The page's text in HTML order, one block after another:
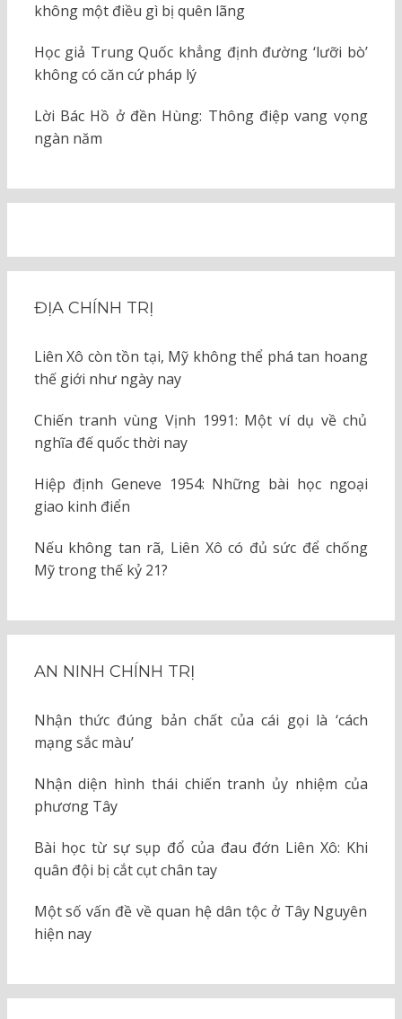
không một điều gì bị quên lãng
Học giả Trung Quốc khẳng định đường ‘lưỡi bò’
không có căn cứ pháp lý
Lời Bác Hồ ở đền Hùng: Thông điệp vang vọng
ngàn năm
ĐỊA CHÍNH TRỊ
Liên Xô còn tồn tại, Mỹ không thể phá tan hoang
thế giới như ngày nay
Chiến tranh vùng Vịnh 1991: Một ví dụ về chủ
nghĩa đế quốc thời nay
Hiệp định Geneve 1954: Những bài học ngoại
giao kinh điển
Nếu không tan rã, Liên Xô có đủ sức để chống
Mỹ trong thế kỷ 21?
AN NINH CHÍNH TRỊ
Nhận thức đúng bản chất của cái gọi là ‘cách
mạng sắc màu’
Nhận diện hình thái chiến tranh ủy nhiệm của
phương Tây
Bài học từ sự sụp đổ của đau đớn Liên Xô: Khi
quân đội bị cắt cụt chân tay
Một số vấn đề về quan hệ dân tộc ở Tây Nguyên
hiện nay